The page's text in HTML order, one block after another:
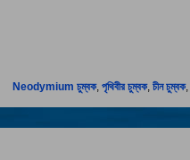
Neodymium চুম্বক, পৃথিবীর চুম্বক, চীন চুম্বক,